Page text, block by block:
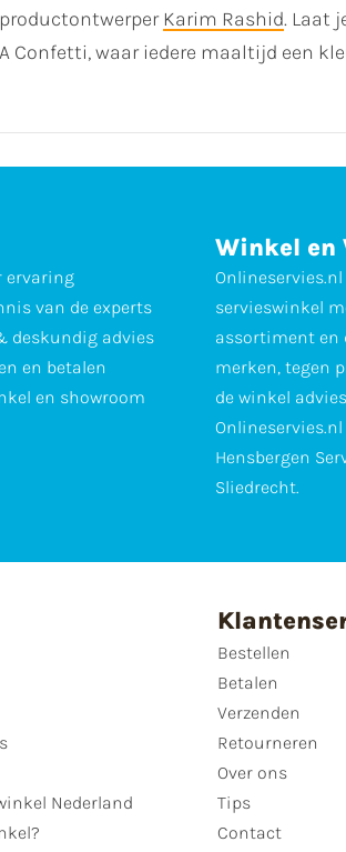
Karim Rashid. Laat
Confetti, waar iedere maaltijd een
ervaring
van de experts
deskundig advies
en betalen
en showroom
Winkel en
servieswinkel
assortiment en
merken, tegen
de winkel
Hensbergen
Sliedrecht.
Nederland
Bestellen
Betalen
Verzenden
Retourneren
Over ons
Tips
Contact